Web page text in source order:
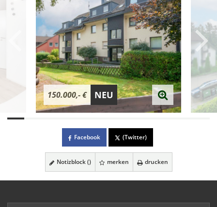
150.000,- € NEU
Facebook (Twitter)
Notizblock () merken drucken